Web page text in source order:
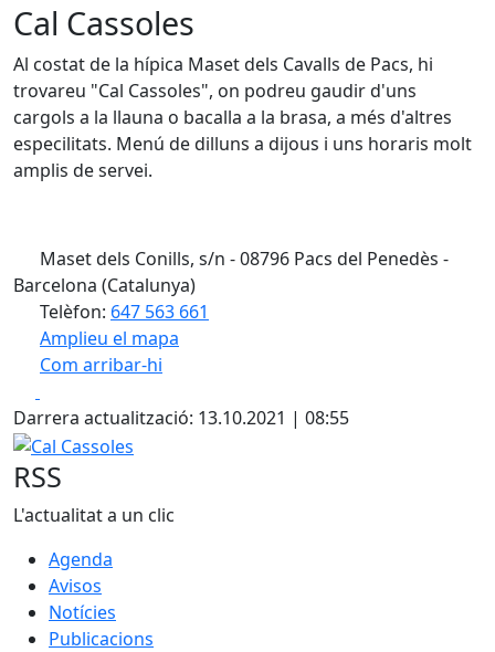
Cal Cassoles
Al costat de la hípica Maset dels Cavalls de Pacs, hi
trovareu "Cal Cassoles", on podreu gaudir d'uns
cargols a la llauna o bacalla a la brasa, a més d'altres
especilitats. Menú de dilluns a dijous i uns horaris molt
amplis de servei.
Maset dels Conills, s/n - 08796 Pacs del Penedès -
Barcelona (Catalunya)
Telèfon: 647 563 661
Amplieu el mapa
Com arribar-hi
+
−
Darrera actualització: 13.10.2021 | 08:55
Cal Cassoles
RSS
L'actualitat a un clic
Agenda
Avisos
Notícies
Publicacions